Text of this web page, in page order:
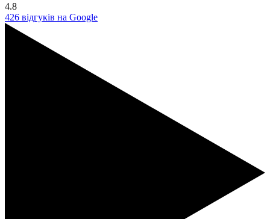
4.8
426 відгуків на Google